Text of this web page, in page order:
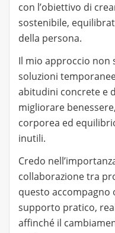
con l’obiettivo di
sostenibile,
della persona.
Il mio approccio non
soluzioni
abitudini concrete e
migliorare
corporea ed
inutili.
Credo
collaborazione tra
questo accompagno
supporto pratico,
affinché il